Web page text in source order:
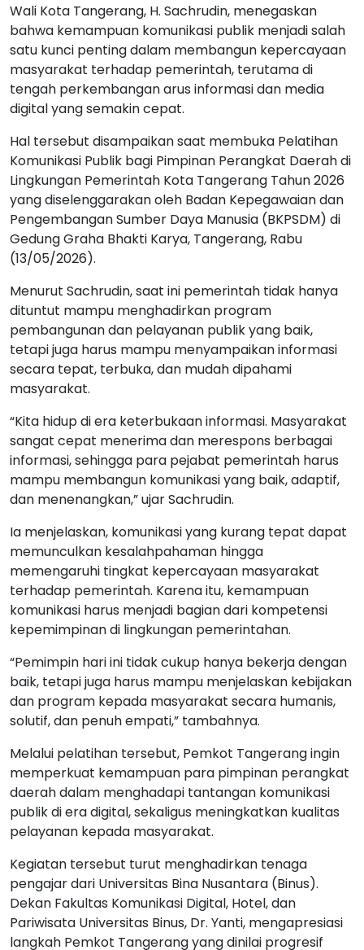
Wali Kota Tangerang, H. Sachrudin, menegaskan
bahwa kemampuan komunikasi publik menjadi salah
satu kunci penting dalam membangun kepercayaan
masyarakat terhadap pemerintah, terutama di
tengah perkembangan arus informasi dan media
digital yang semakin cepat.
Hal tersebut disampaikan saat membuka Pelatihan
Komunikasi Publik bagi Pimpinan Perangkat Daerah di
Lingkungan Pemerintah Kota Tangerang Tahun 2026
yang diselenggarakan oleh Badan Kepegawaian dan
Pengembangan Sumber Daya Manusia (BKPSDM) di
Gedung Graha Bhakti Karya, Tangerang, Rabu
(13/05/2026).
Menurut Sachrudin, saat ini pemerintah tidak hanya
dituntut mampu menghadirkan program
pembangunan dan pelayanan publik yang baik,
tetapi juga harus mampu menyampaikan informasi
secara tepat, terbuka, dan mudah dipahami
masyarakat.
“Kita hidup di era keterbukaan informasi. Masyarakat
sangat cepat menerima dan merespons berbagai
informasi, sehingga para pejabat pemerintah harus
mampu membangun komunikasi yang baik, adaptif,
dan menenangkan,” ujar Sachrudin.
Ia menjelaskan, komunikasi yang kurang tepat dapat
memunculkan kesalahpahaman hingga
memengaruhi tingkat kepercayaan masyarakat
terhadap pemerintah. Karena itu, kemampuan
komunikasi harus menjadi bagian dari kompetensi
kepemimpinan di lingkungan pemerintahan.
“Pemimpin hari ini tidak cukup hanya bekerja dengan
baik, tetapi juga harus mampu menjelaskan kebijakan
dan program kepada masyarakat secara humanis,
solutif, dan penuh empati,” tambahnya.
Melalui pelatihan tersebut, Pemkot Tangerang ingin
memperkuat kemampuan para pimpinan perangkat
daerah dalam menghadapi tantangan komunikasi
publik di era digital, sekaligus meningkatkan kualitas
pelayanan kepada masyarakat.
Kegiatan tersebut turut menghadirkan tenaga
pengajar dari Universitas Bina Nusantara (Binus).
Dekan Fakultas Komunikasi Digital, Hotel, dan
Pariwisata Universitas Binus, Dr. Yanti, mengapresiasi
langkah Pemkot Tangerang yang dinilai progresif